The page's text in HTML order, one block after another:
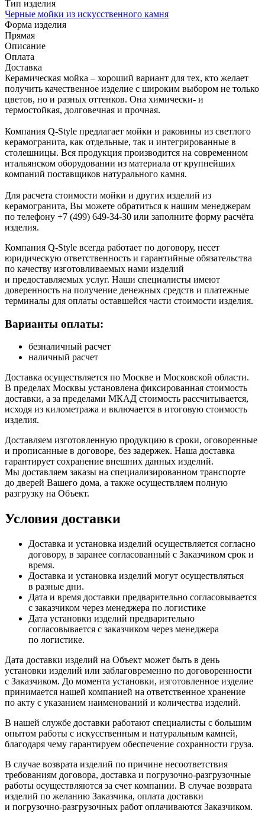
Тип изделия
Черные мойки из искусственного камня
Форма изделия
Прямая
Описание
Оплата
Доставка
Керамическая мойка – хороший вариант для тех, кто желает
получить качественное изделие с широким выбором не только
цветов, но и разных оттенков. Она химически- и
термостойкая, долговечная и прочная.
Компания Q-Style предлагает мойки и раковины из светлого
керамогранита, как отдельные, так и интегрированные в
столешницы. Вся продукция производится на современном
итальянском оборудовании из материала от крупнейших
компаний поставщиков натурального камня.
Для расчета стоимости мойки и других изделий из
керамогранита, Вы можете обратиться к нашим менеджерам
по телефону +7 (499) 649-34-30 или заполните форму расчёта
изделия.
Компания Q-Style всегда работает по договору, несет
юридическую ответственность и гарантийные обязательства
по качеству изготовливаемых нами изделий
и предоставляемых услуг. Наши специалисты имеют
доверенность на получение денежных средств и платежные
терминалы для оплаты оставшейся части стоимости изделия.
Варианты оплаты:
безналичный расчет
наличный расчет
Доставка осуществляется по Москве и Московской области.
В пределах Москвы установлена фиксированная стоимость
доставки, а за пределами МКАД стоимость рассчитывается,
исходя из километража и включается в итоговую стоимость
изделия.
Доставляем изготовленную продукцию в сроки, оговоренные
и прописанные в договоре, без задержек. Наша доставка
гарантирует сохранение внешних данных изделий.
Мы доставляем заказы на специализированном транспорте
до дверей Вашего дома, а также осуществляем полную
разгрузку на Объект.
Условия доставки
Доставка и установка изделий осуществляется согласно
договору, в заранее согласованный с Заказчиком срок и
время.
Доставка и установка изделий могут осуществляться
в разные дни.
Дата и время доставки предварительно согласовывается
с заказчиком через менеджера по логистике
Дата установки изделий предварительно
согласовывается с заказчиком через менеджера
по логистике.
Дата доставки изделий на Объект может быть в день
установки изделий или заблаговременно по договоренности
с Заказчиком. До момента установки, изготовленное изделие
принимается нашей компанией на ответственное хранение
по акту с указанием наименований и количества изделий.
В нашей службе доставки работают специалисты с большим
опытом работы с искусственным и натуральным камней,
благодаря чему гарантируем обеспечение сохранности груза.
В случае возврата изделий по причине несоответствия
требованиям договора, доставка и погрузочно-разгрузочные
работы осуществляются за счет компании. В случае возврата
изделий по желанию Заказчика, оплата доставки
и погрузочно-разгрузочных работ оплачиваются Заказчиком.